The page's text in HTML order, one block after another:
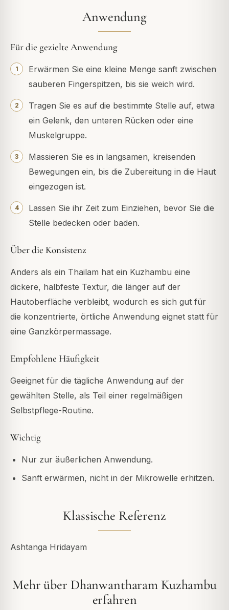
Anwendung
Für die gezielte Anwendung
Erwärmen Sie eine kleine Menge sanft zwischen
sauberen Fingerspitzen, bis sie weich wird.
Tragen Sie es auf die bestimmte Stelle auf, etwa
ein Gelenk, den unteren Rücken oder eine
Muskelgruppe.
Massieren Sie es in langsamen, kreisenden
Bewegungen ein, bis die Zubereitung in die Haut
eingezogen ist.
Lassen Sie ihr Zeit zum Einziehen, bevor Sie die
Stelle bedecken oder baden.
Über die Konsistenz
Anders als ein Thailam hat ein Kuzhambu eine
dickere, halbfeste Textur, die länger auf der
Hautoberfläche verbleibt, wodurch es sich gut für
die konzentrierte, örtliche Anwendung eignet statt für
eine Ganzkörpermassage.
Empfohlene Häufigkeit
Geeignet für die tägliche Anwendung auf der
gewählten Stelle, als Teil einer regelmäßigen
Selbstpflege-Routine.
Wichtig
Nur zur äußerlichen Anwendung.
Sanft erwärmen, nicht in der Mikrowelle erhitzen.
Klassische Referenz
Ashtanga Hridayam
Mehr über Dhanwantharam Kuzhambu
erfahren